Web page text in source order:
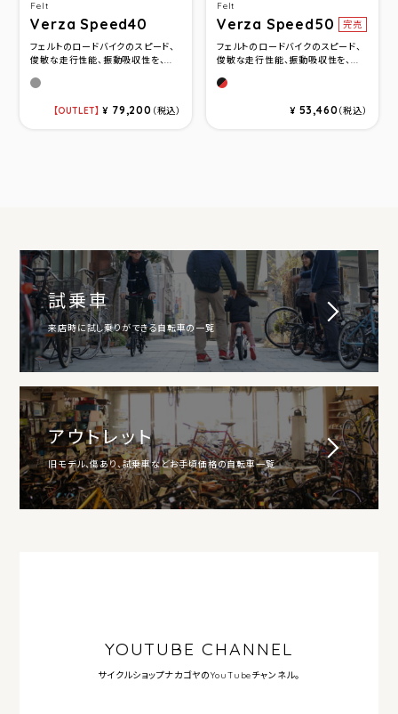
Felt
Verza Speed40
フェルトのロードバイクのスピード、
俊敏な走行性能、振動吸収性を、...
チャコール(サイズXS)
OUTLET ¥ 79,200 （税込）
Felt
Verza Speed50 完売
フェルトのロードバイクのスピード、
俊敏な走行性能、振動吸収性を、...
ブラック/レッド
¥ 53,460（税込）
試乗車
来店時に試し乗りができる自転車の一覧
アウトレット
旧モデル、傷あり、試乗車などお手頃価格の自転車一覧
YOUTUBE CHANNEL
サイクルショップナカゴヤのYouTubeチャンネル。